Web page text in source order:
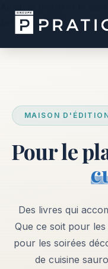
seront conservés. -->
MAISON
Pour le
Des livres qui
Que ce soit pour
pour les soirées
de cuisine